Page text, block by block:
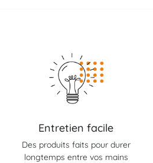
Entretien facile
Des produits faits pour durer
longtemps entre vos mains